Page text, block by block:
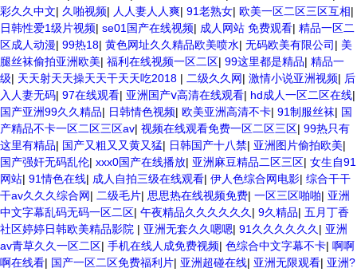
彩久久中文| 久啪视频| 人人妻人人爽| 91老熟女| 欧美一区二区三区互相|
日韩性爱1级片视频| se01国产在线视频| 成人网站 免费观看| 精品一区二
区成人动漫| 99热18| 黄色网址久久精品欧美喷水| 无码欧美有限公司 | 美
腿丝袜偷拍亚洲欧美| 福利在线视频一区二区| 99这里都是精品| 精品一
级| 天天射天天操天天干天天吃2018 | 二级久久网| 激情小说亚洲视频| 后
入人妻无码| 97在线观看| 亚洲国产ⅴ高清在线观看| hd成人一区二区在线|
国产亚洲99久久精品| 日韩情色视频| 欧美亚洲高清不卡| 91制服丝袜| 国
产精品不卡一区二区三区av| 视频在线观看免费一区二区三区| 99热只有
这里有精品| 国产又粗又又黄又猛| 日韩国产十八禁| 亚洲图片偷拍欧美|
国产强奸无码乱伦| xxx0国产在线播放| 亚洲麻豆精品二区三区| 女生自91
网站| 91情色在线| 成人自拍三级在线观看| 伊人色综合网电影| 综合干干
干av久久久综合网| 二级毛片| 思思热在线视频免费| 一区三区啪啪| 亚洲
中文字幕乱码无码一区二区| 午夜精品久久久久久久 | 9久精品| 五月丁香
社区婷婷日韩欧美精品影院 | 亚洲无套久久嗯嗯| 91久久久久久久 | 亚洲
av青草久久一区二区| 手机在线人成免费视频| 色综合中文字幕不卡| 啊啊
啊在线看| 国产一区二区免费福利片| 亚洲超碰在线| 亚洲无限观看| 亚洲?